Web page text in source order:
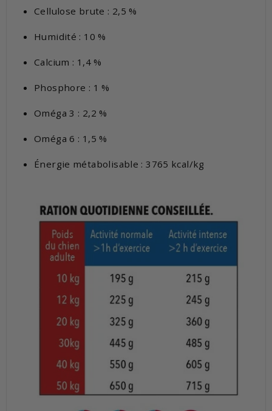
Cellulose brute : 2,5 %
Humidité : 10 %
Calcium : 1,4 %
Phosphore : 1 %
Oméga 3 : 2,2 %
Oméga 6 : 1,5 %
Énergie métabolisable : 3765 kcal/kg